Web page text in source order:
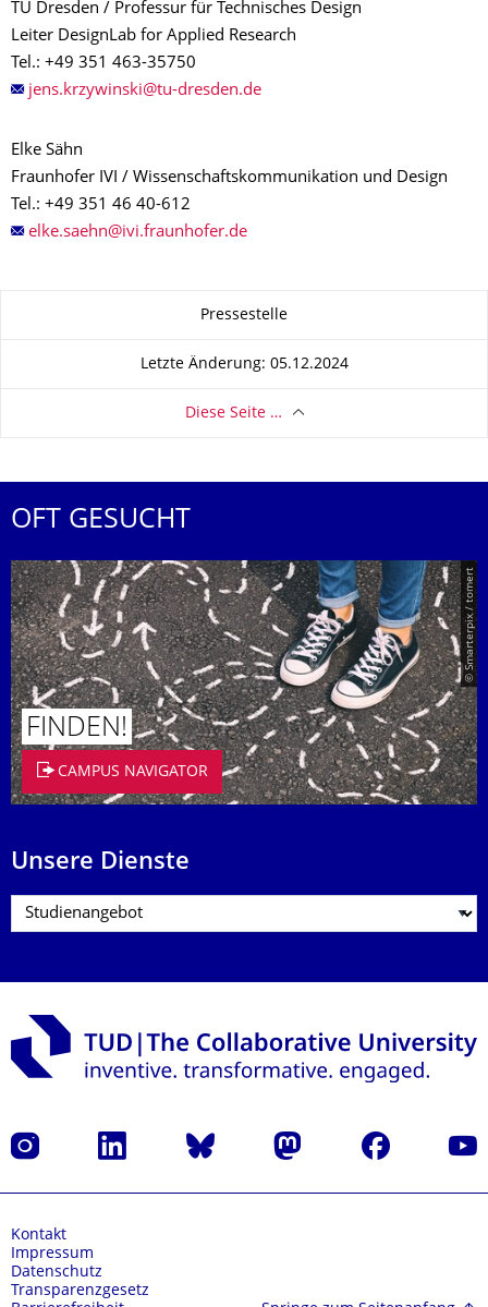
TU Dresden / Professur für Technisches Design
Leiter DesignLab for Applied Research
Tel.: +49 351 463-35750
Elke Sähn
Fraunhofer IVI / Wissenschaftskommunikation und Design
Tel.: +49 351 46 40-612
Pressestelle
Letzte Änderung: 05.12.2024
Diese Seite …
OFT GESUCHT
© Smarterpix / tomert
FINDEN!
CAMPUS NAVIGATOR
Unsere Dienste
Instagram LinkedIn Bluesky Mastodon Facebook
Kontakt
Impressum
Datenschutz
Transparenzgesetz